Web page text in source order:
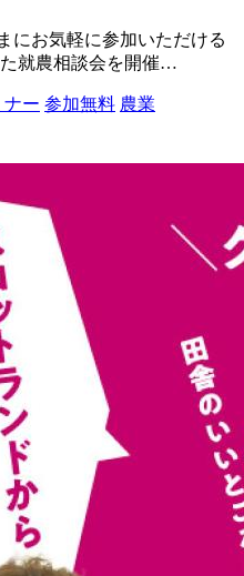
にお気軽に参加いただける
就農相談会を開催…
ナー 参加無料 農業